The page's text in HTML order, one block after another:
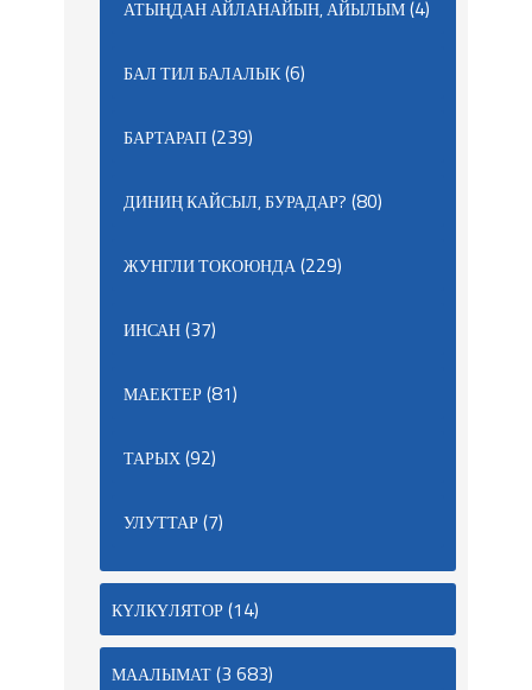
АТЫҢДАН АЙЛАНАЙЫН, АЙЫЛЫМ(4)
БАЛ ТИЛ БАЛАЛЫК(6)
БАРТАРАП(239)
ДИНИҢ КАЙСЫЛ, БУРАДАР? (80)
ЖУНГЛИ ТОКОЮНДА(229)
ИНСАН(37)
МАЕКТЕР(81)
ТАРЫХ(92)
УЛУТТАР(7)
КҮЛКҮЛЯТОР(14)
МААЛЫМАТ(3 683)